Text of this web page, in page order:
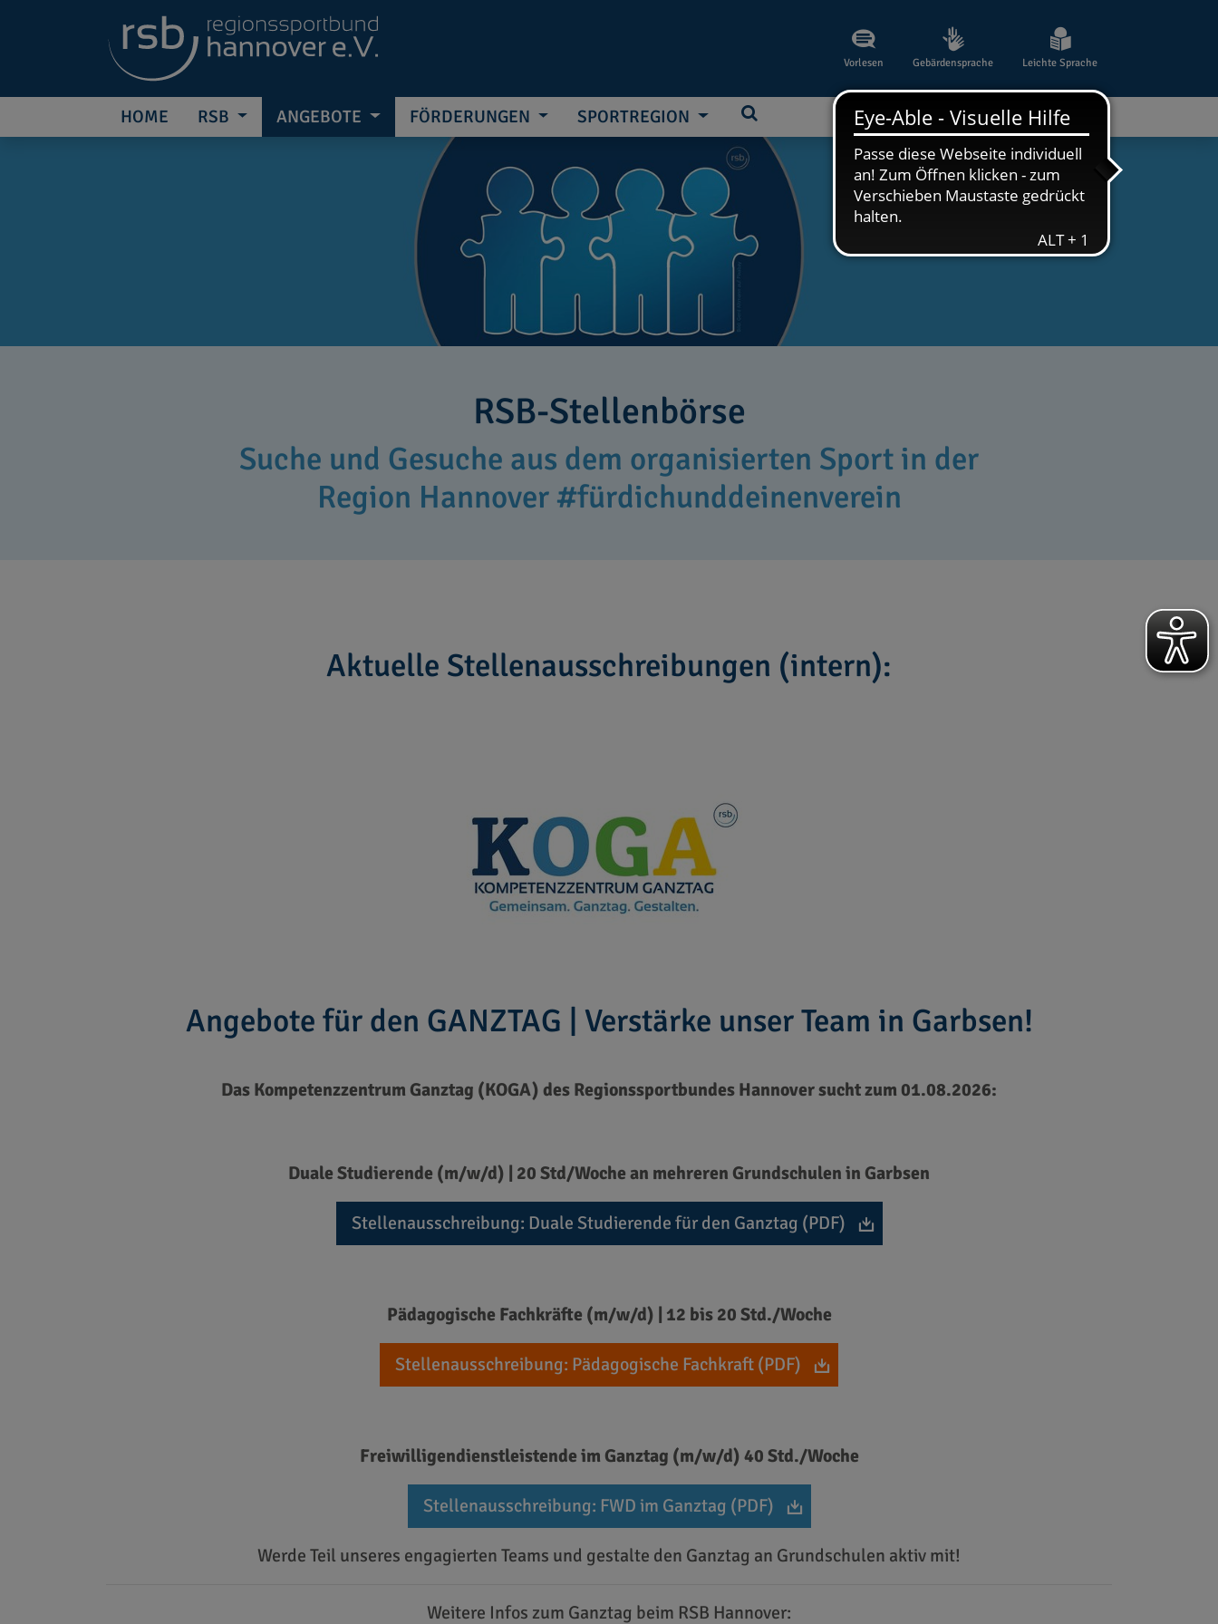
Vorlesen Gebärdensprache Leichte Sprache
HOME RSB ANGEBOTE FÖRDERUNGEN SPORTREGION
RSB-Stellenbörse
Suche und Gesuche aus dem organisierten Sport in der
Region Hannover #fürdichunddeinenverein
Aktuelle Stellen­ausschreibungen (intern):
Angebote für den GANZTAG | Verstärke unser Team in Garbsen!
Das Kompetenzzentrum Ganztag (KOGA) des Regionssportbundes Hannover sucht zum 01.08.2026:
Duale Studierende (m/w/d) | 20 Std/Woche an mehreren Grundschulen in Garbsen
Stellenausschreibung: Duale Studierende für den Ganztag (PDF)
Pädagogische Fachkräfte (m/w/d) | 12 bis 20 Std./Woche
Stellenausschreibung: Pädagogische Fachkraft (PDF)
Freiwilligendienstleistende im Ganztag (m/w/d) 40 Std./Woche
Stellenausschreibung: FWD im Ganztag (PDF)
Werde Teil unseres engagierten Teams und gestalte den Ganztag an Grundschulen aktiv mit!
Weitere Infos zum Ganztag beim RSB Hannover: